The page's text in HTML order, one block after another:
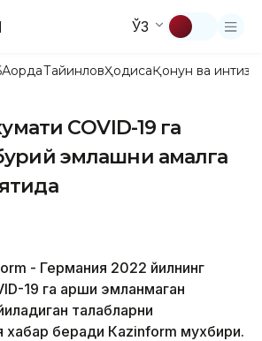
ЎЗ
АқордаТайинловҲодисаҚонун ва
CОVID-19 га
эмлашни амалга
- Германия 2022 йилнинг
19 га қарши эмланмаган
талабларни
хабар беради Кazinform мухбири.